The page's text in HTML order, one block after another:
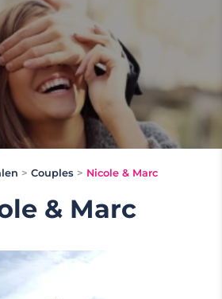
> Couples > Nicole & Marc
& Marc